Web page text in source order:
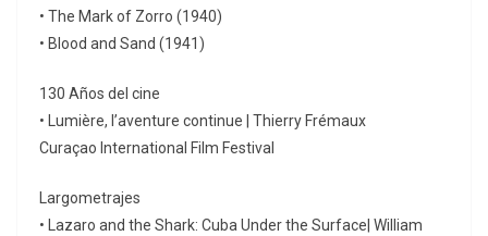
• The Mark of Zorro (1940)
• Blood and Sand (1941)
130 Años del cine
• Lumière, l’aventure continue | Thierry Frémaux
Curaçao International Film Festival
Largometrajes
• Lazaro and the Shark: Cuba Under the Surface| William